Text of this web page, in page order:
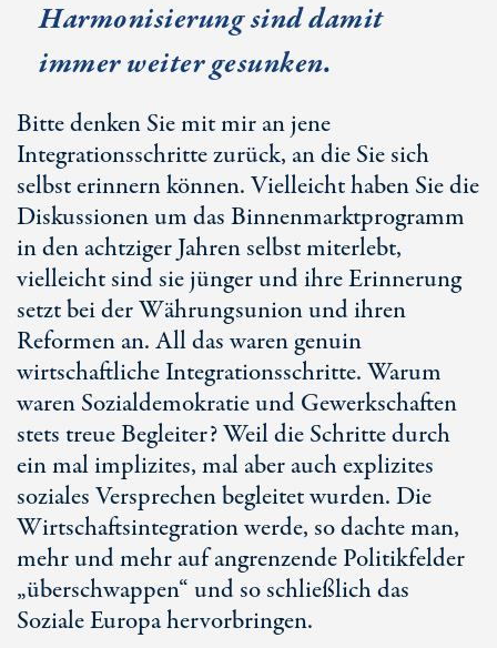
Harmonisierung sind damit
immer weiter gesunken.
Bitte denken Sie mit mir an jene
Integrationsschritte zurück, an die Sie sich
selbst erinnern können. Vielleicht haben Sie die
Diskussionen um das Binnenmarktprogramm
in den achtziger Jahren selbst miterlebt,
vielleicht sind sie jünger und ihre Erinnerung
setzt bei der Währungsunion und ihren
Reformen an. All das waren genuin
wirtschaftliche Integrationsschritte. Warum
waren Sozialdemokratie und Gewerkschaften
stets treue Begleiter? Weil die Schritte durch
ein mal implizites, mal aber auch explizites
soziales Versprechen begleitet wurden. Die
Wirtschaftsintegration werde, so dachte man,
mehr und mehr auf angrenzende Politikfelder
„überschwappen“ und so schließlich das
Soziale Europa hervorbringen.